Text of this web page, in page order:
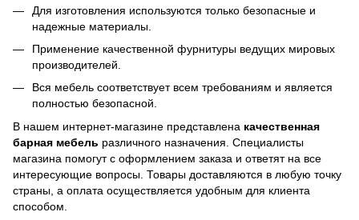
Для изготовления используются только безопасные и
надежные материалы.
Применение качественной фурнитуры ведущих мировых
производителей.
Вся мебель соответствует всем требованиям и является
полностью безопасной.
В нашем интернет-магазине представлена качественная
барная мебель различного назначения. Специалисты
магазина помогут с оформлением заказа и ответят на все
интересующие вопросы. Товары доставляются в любую точку
страны, а оплата осуществляется удобным для клиента
способом.